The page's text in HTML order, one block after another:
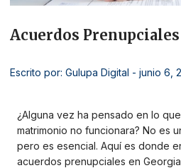
Acuerdos
Escrito por: Gulupa Digital - junio 6,
¿Alguna vez ha pensado en lo
matrimonio no funcionara? No es
pero es esencial. Aquí es donde
acuerdos prenupciales en